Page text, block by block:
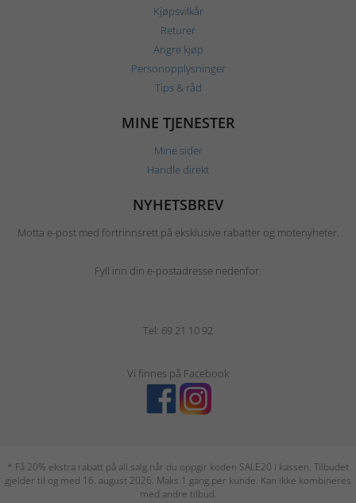
Kjøpsvilkår
Returer
Angre kjøp
Personopplysninger
Tips & råd
MINE TJENESTER
Mine sider
Handle direkt
NYHETSBREV
Motta e-post med fortrinnsrett på eksklusive rabatter og motenyheter.
Fyll inn din e-postadresse nedenfor.
Tel: 69 21 10 92
Vi finnes på Facebook
* Få 20% ekstra rabatt på all salg når du oppgir koden SALE20 i kassen. Tilbudet
gjelder til og med 16. august 2026. Maks 1 gang per kunde. Kan ikke kombineres
med andre tilbud.